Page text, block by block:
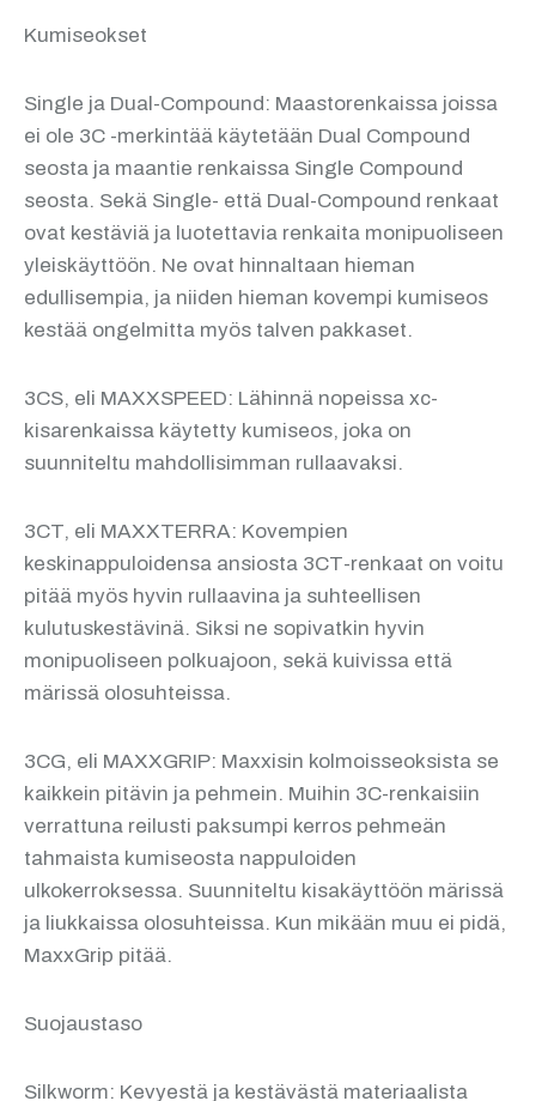
Kumiseokset
Single ja Dual-Compound: Maastorenkaissa joissa
ei ole 3C -merkintää käytetään Dual Compound
seosta ja maantie renkaissa Single Compound
seosta. Sekä Single- että Dual-Compound renkaat
ovat kestäviä ja luotettavia renkaita monipuoliseen
yleiskäyttöön. Ne ovat hinnaltaan hieman
edullisempia, ja niiden hieman kovempi kumiseos
kestää ongelmitta myös talven pakkaset.
3CS, eli MAXXSPEED: Lähinnä nopeissa xc-
kisarenkaissa käytetty kumiseos, joka on
suunniteltu mahdollisimman rullaavaksi.
3CT, eli MAXXTERRA: Kovempien
keskinappuloidensa ansiosta 3CT-renkaat on voitu
pitää myös hyvin rullaavina ja suhteellisen
kulutuskestävinä. Siksi ne sopivatkin hyvin
monipuoliseen polkuajoon, sekä kuivissa että
märissä olosuhteissa.
3CG, eli MAXXGRIP: Maxxisin kolmoisseoksista se
kaikkein pitävin ja pehmein. Muihin 3C-renkaisiin
verrattuna reilusti paksumpi kerros pehmeän
tahmaista kumiseosta nappuloiden
ulkokerroksessa. Suunniteltu kisakäyttöön märissä
ja liukkaissa olosuhteissa. Kun mikään muu ei pidä,
MaxxGrip pitää.
Suojaustaso
Silkworm: Kevyestä ja kestävästä materiaalista